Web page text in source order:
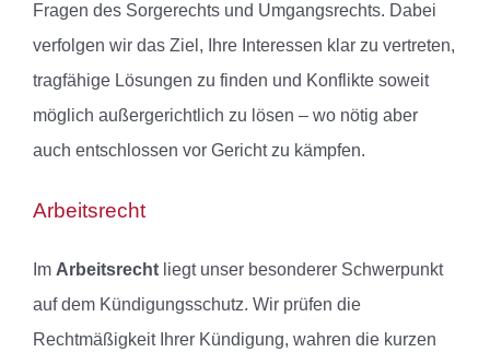
Fragen des Sorgerechts und Umgangsrechts. Dabei
verfolgen wir das Ziel, Ihre Interessen klar zu vertreten,
tragfähige Lösungen zu finden und Konflikte soweit
möglich außergerichtlich zu lösen – wo nötig aber
auch entschlossen vor Gericht zu kämpfen.
Arbeitsrecht
Im Arbeitsrechtliegt unser besonderer Schwerpunkt
auf dem Kündigungsschutz. Wir prüfen die
Rechtmäßigkeit Ihrer Kündigung, wahren die kurzen